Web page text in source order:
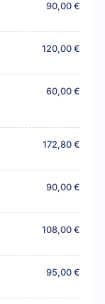
90,00 €
120,00 €
60,00 €
172,80 €
90,00 €
108,00 €
95,00 €